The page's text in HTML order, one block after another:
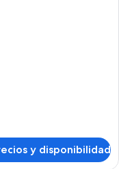
y disponibilidad